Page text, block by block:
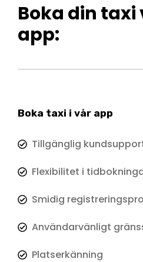
Boka din taxi
app:
Boka taxi i vår app
Tillgänglig
Flexibilitet i
Smidig
Användarvänligt
Platserkänning